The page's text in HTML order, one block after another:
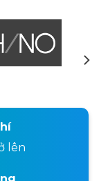
lên